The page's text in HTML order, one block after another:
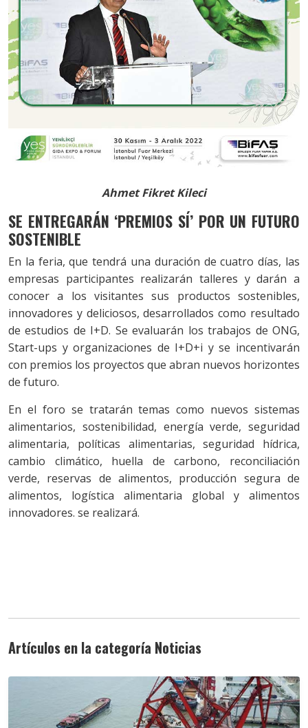
Ahmet Fikret Kileci
SE ENTREGARÁN ‘PREMIOS SÍ’ POR UN FUTURO
SOSTENIBLE
En la feria, que tendrá una duración de cuatro días, las
empresas participantes realizarán talleres y darán a
conocer a los visitantes sus productos sostenibles,
innovadores y deliciosos, desarrollados como resultado
de estudios de I+D. Se evaluarán los trabajos de ONG,
Start-ups y organizaciones de I+D+i y se incentivarán
con premios los proyectos que abran nuevos horizontes
de futuro.
En el foro se tratarán temas como nuevos sistemas
alimentarios, sostenibilidad, energía verde, seguridad
alimentaria, políticas alimentarias, seguridad hídrica,
cambio climático, huella de carbono, reconciliación
verde, reservas de alimentos, producción segura de
alimentos, logística alimentaria global y alimentos
innovadores. se realizará.
Artículos en la categoría Noticias